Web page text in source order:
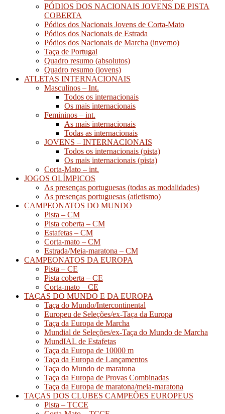
PÓDIOS DOS NACIONAIS JOVENS DE PISTA
COBERTA
Pódios dos Nacionais Jovens de Corta-Mato
Pódios dos Nacionais de Estrada
Pódios dos Nacionais de Marcha (inverno)
Taça de Portugal
Quadro resumo (absolutos)
Quadro resumo (jovens)
ATLETAS INTERNACIONAIS
Masculinos – Int.
Todos os internacionais
Os mais internacionais
Femininos – int.
As mais internacionais
Todas as internacionais
JOVENS – INTERNACIONAIS
Todos os internacionais (pista)
Os mais internacionais (pista)
Corta-Mato – int.
JOGOS OLÍMPICOS
As presenças portuguesas (todas as modalidades)
As presenças portuguesas (atletismo)
CAMPEONATOS DO MUNDO
Pista – CM
Pista coberta – CM
Estafetas – CM
Corta-mato – CM
Estrada/Meia-maratona – CM
CAMPEONATOS DA EUROPA
Pista – CE
Pista coberta – CE
Corta-mato – CE
TAÇAS DO MUNDO E DA EUROPA
Taça do Mundo/Intercontinental
Europeu de Seleções/ex-Taça da Europa
Taça da Europa de Marcha
Mundial de Seleções/ex-Taça do Mundo de Marcha
MundIAL de Estafetas
Taça da Europa de 10000 m
Taça da Europa de Lançamentos
Taça do Mundo de maratona
Taça da Europa de Provas Combinadas
Taça da Europa de maratona/meia-maratona
TAÇAS DOS CLUBES CAMPEÕES EUROPEUS
Pista – TCCE